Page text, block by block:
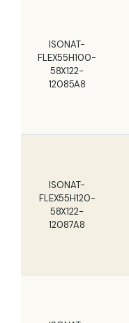
ISONAT-
FLEX55H100-
58X122-
12085A8
ISONAT-
FLEX55H120-
58X122-
12087A8